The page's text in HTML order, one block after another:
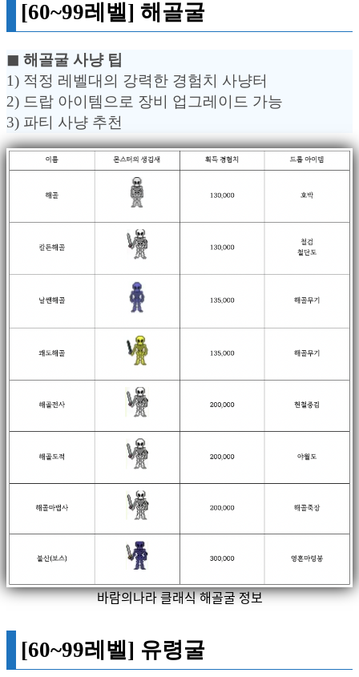
[60~99레벨] 해골굴
◼︎ 해골굴 사냥 팁
1) 적정 레벨대의 강력한 경험치 사냥터
2) 드랍 아이템으로 장비 업그레이드 가능
3) 파티 사냥 추천
바람의나라 클래식 해골굴 정보
[60~99레벨] 유령굴